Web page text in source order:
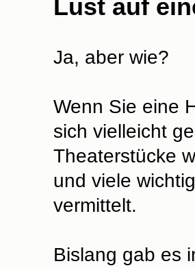
Lust auf
Ja, aber wie?
Wenn Sie eine
sich vielleicht
Theaterstücke
und viele
vermittelt.
Bislang gab es